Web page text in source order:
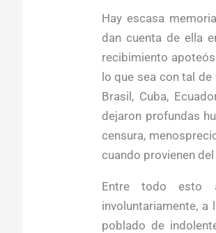
Hay escasa
dan cuenta de ella
recibimiento
lo que sea con tal
Brasil, Cuba,
dejaron profundas
censura,
cuando provienen
Entre todo esto
involuntariamente, a
poblado de